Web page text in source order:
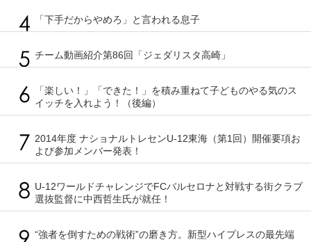
「下手だからやめろ」と言われる息子
チーム動画紹介第86回「ジェダリスタ高崎」
「楽しい！」「できた！」を積み重ねて子どものやる気のス
イッチを入れよう！（後編）
2014年度 ナショナルトレセンU-12東海（第1回）開催要項お
よび参加メンバー発表！
U-12ワールドチャレンジでFCバルセロナと対戦する街クラブ
選抜監督に中西哲生氏が就任！
“強者を倒すための戦術”の磨き方。新型ハイプレスの最先端